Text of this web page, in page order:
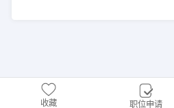
收藏 职位申请